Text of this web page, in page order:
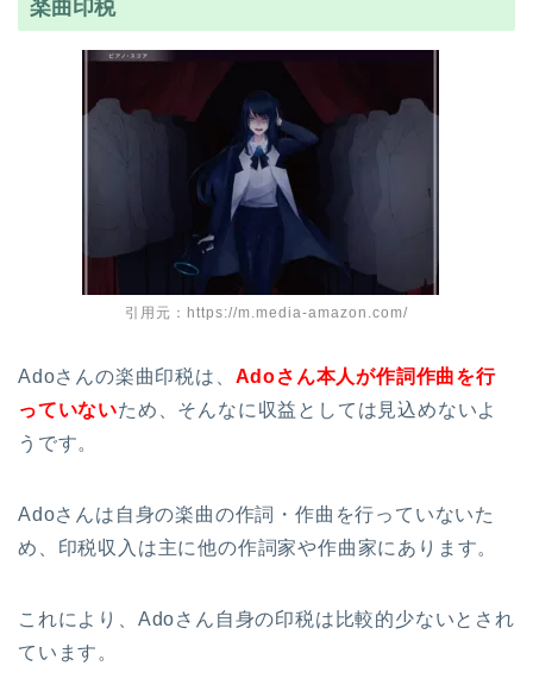
楽曲印税
引用元：https://m.media-amazon.com/
Adoさんの楽曲印税は、 Adoさん本人が作詞作曲を行
っていないため、そんなに収益としては見込めないよ
うです。
Adoさんは自身の楽曲の作詞・作曲を行っていないた
め、印税収入は主に他の作詞家や作曲家にあります。
これにより、Adoさん自身の印税は比較的少ないとされ
ています。